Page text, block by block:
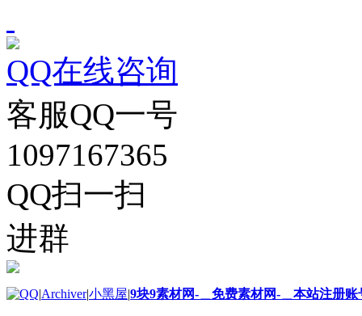
QQ在线咨询
客服QQ一号
1097167365
QQ扫一扫
进群
|Archiver|小黑屋|9块9素材网-＿免费素材网-＿本站注册账